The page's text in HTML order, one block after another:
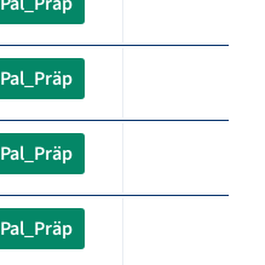
Pal_Präp
Pal_Präp
Pal_Präp